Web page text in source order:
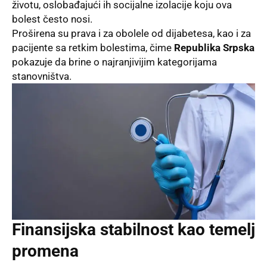
životu, oslobađajući ih socijalne izolacije koju ova
bolest često nosi.
Proširena su prava i za obolele od dijabetesa, kao i za
pacijente sa retkim bolestima, čime Republika Srpska
pokazuje da brine o najranjivijim kategorijama
stanovništva.
Finansijska stabilnost kao temelj
promena